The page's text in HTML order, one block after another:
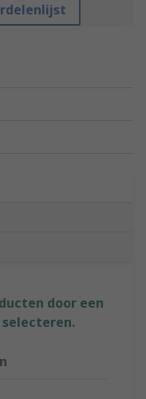
door een